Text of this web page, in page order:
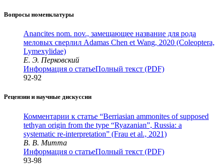
Вопросы номенклатуры
Anancites nom. nov., замещающее название для рода
меловых сверлил Adamas Chen et Wang, 2020 (Coleoptera,
Lymexylidae)
Е. Э. Перковский
Информация о статьеПолный текст (PDF)
92-92
Рецензии и научные дискуссии
Комментарии к статье “Berriasian ammonites of supposed
tethyan origin from the type “Ryazanian”, Russia: a
systematic re-interpretation” (Frau et al., 2021)
В. В. Митта
Информация о статьеПолный текст (PDF)
93-98